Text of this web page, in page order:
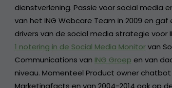
dienstverlening. Passie voor social media
van het ING Webcare Team in 2009 en
drivers van de social media strategie voor
1 notering in de Social Media Monitorvan
Communications van ING Groep en van
niveau. Momenteel Product owner
Marketingfacts en van 2004-2014 ook op